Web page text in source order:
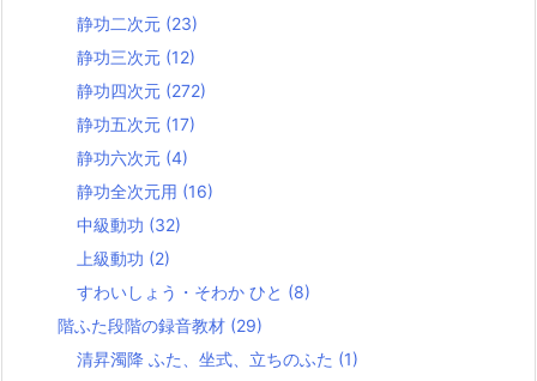
静功二次元 (23)
静功三次元 (12)
静功四次元 (272)
静功五次元 (17)
静功六次元 (4)
静功全次元用 (16)
中級動功 (32)
上級動功 (2)
すわいしょう・そわか ひと (8)
階ふた段階の録音教材 (29)
清昇濁降 ふた、坐式、立ちのふた (1)